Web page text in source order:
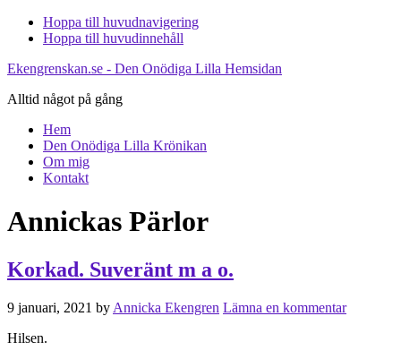
Hoppa till huvudnavigering
Hoppa till huvudinnehåll
Ekengrenskan.se - Den Onödiga Lilla Hemsidan
Alltid något på gång
Hem
Den Onödiga Lilla Krönikan
Om mig
Kontakt
Annickas Pärlor
Korkad. Suveränt m a o.
9 januari, 2021 by Annicka Ekengren Lämna en kommentar
Hilsen.